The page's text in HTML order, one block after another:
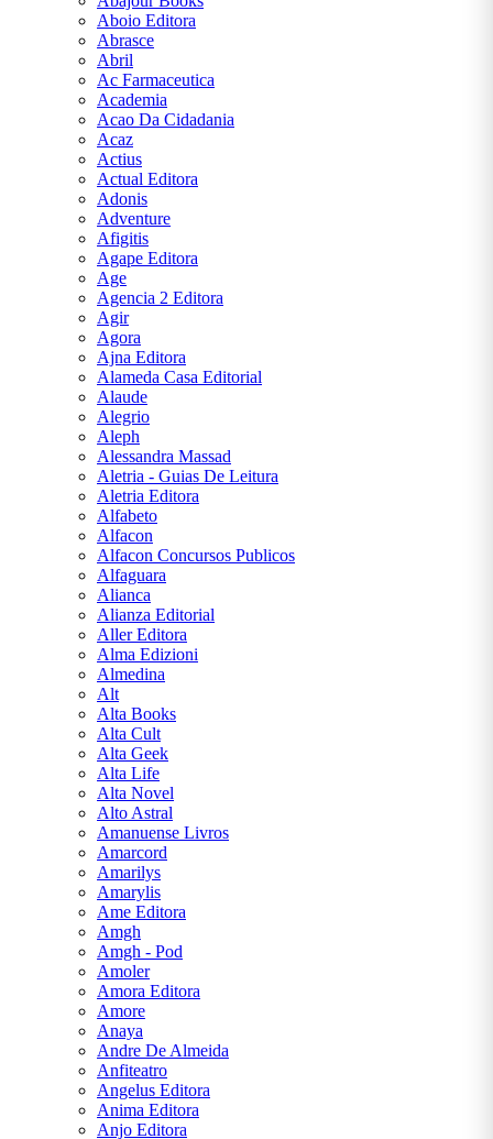
TURISMO
CHRISTIE
ALEXANDRE
SUASSUNA
AUGUSTO
DRUMMOND
ANDRADE
MEIRELES
LISPECTOR
COLLEEN
CONCEIÇÃO
EVARISTO
CARNEGIE
Aboio Editora
Abrasce
Abril
Ac Farmaceutica
Academia
Acao Da Cidadania
Acaz
Actius
Actual Editora
Adonis
Adventure
Afigitis
Agape Editora
Age
Agencia 2 Editora
Agir
Agora
Ajna Editora
Alameda Casa Editorial
Alaude
Alegrio
Aleph
Alessandra Massad
Aletria - Guias De Leitura
Aletria Editora
Alfabeto
Alfacon
Alfacon Concursos Publicos
Alfaguara
Alianca
Alianza Editorial
Aller Editora
Alma Edizioni
Almedina
Alt
Alta Books
Alta Cult
Alta Geek
Alta Life
Alta Novel
Alto Astral
Amanuense Livros
Amarcord
Amarilys
Amarylis
Ame Editora
Amgh
Amgh - Pod
Amoler
Amora Editora
Amore
Anaya
Andre De Almeida
Anfiteatro
Angelus Editora
Anima Editora
Anjo Editora